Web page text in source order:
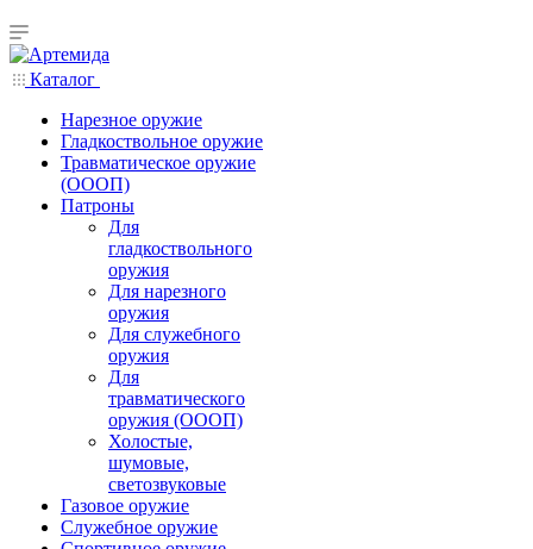
Каталог
Нарезное оружие
Гладкоствольное оружие
Травматическое оружие
(ОООП)
Патроны
Для
гладкоствольного
оружия
Для нарезного
оружия
Для служебного
оружия
Для
травматического
оружия (ОООП)
Холостые,
шумовые,
светозвуковые
Газовое оружие
Служебное оружие